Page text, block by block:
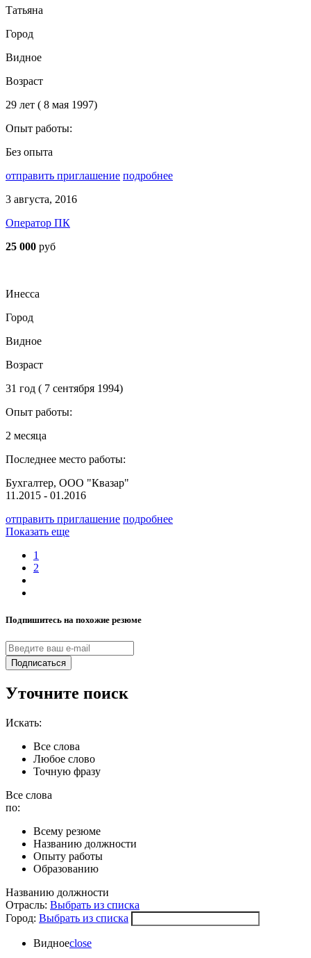
Татьяна
Город
Видное
Возраст
29 лет ( 8 мая 1997)
Опыт работы:
Без опыта
отправить приглашение подробнее
3 августа, 2016
Оператор ПК
25 000 руб
Инесса
Город
Видное
Возраст
31 год ( 7 сентября 1994)
Опыт работы:
2 месяца
Последнее место работы:
Бухгалтер, ООО "Квазар"
11.2015 - 01.2016
отправить приглашение подробнее
Показать еще
1
2
Подпишитесь на похожие резюме
Подписаться
Уточните поиск
Искать:
Все слова
Любое слово
Точную фразу
Все слова
по:
Всему резюме
Названию должности
Опыту работы
Образованию
Названию должности
Отрасль: Выбрать из списка
Город: Выбрать из списка
Видноеclose